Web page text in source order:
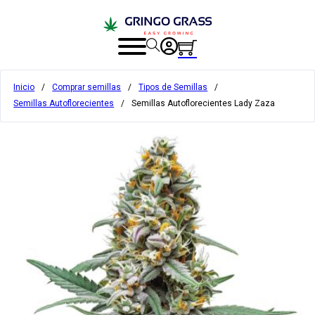
Inicio / Comprar semillas / Tipos de Semillas
/
Semillas Autoflorecientes
/ Semillas Autoflorecientes Lady Zaza